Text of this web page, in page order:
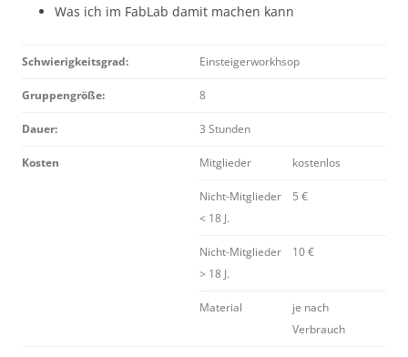
Was ich im FabLab damit machen kann
Schwierigkeitsgrad: Einsteigerworkhsop
Gruppengröße: 8
Dauer: 3 Stunden
Kosten Mitglieder kostenlos
Nicht-Mitglieder
< 18 J.
5 €
Nicht-Mitglieder
> 18 J.
10 €
Material
je nach
Verbrauch